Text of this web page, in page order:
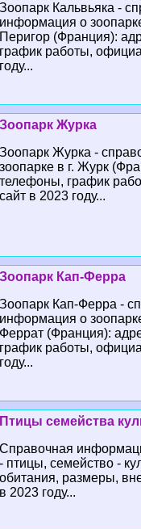
Зоопарк Кальвьяка -
информация о
Перигор (Франция):
график работы,
году...
Зоопарк Журка
Зоопарк Журка -
зоопарке в г. Журк
телефоны, график
сайт в 2023 году...
Зоопарк Кап-Ферра
Зоопарк Кап-Ферра -
информация о
Феррат (Франция):
график работы,
году...
Птицы семейства
Справочная
- птицы, семейство -
обитания, размеры,
в 2023 году...